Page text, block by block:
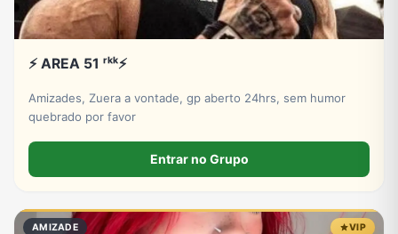
⚡ AREA 51 ʳᵏᵏ⚡
Amizades, Zuera a vontade, gp aberto 24hrs, sem humor
quebrado por favor
Entrar no Grupo
AMIZADE VIP